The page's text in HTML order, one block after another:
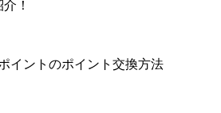
！
イントのポイント交換方法